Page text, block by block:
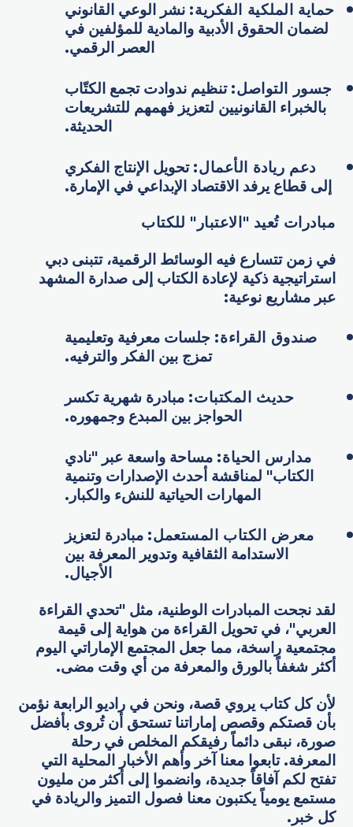
حماية الملكية الفكرية: نشر الوعي القانوني
لضمان الحقوق الأدبية والمادية للمؤلفين في
العصر الرقمي.
جسور التواصل: تنظيم ندوادت تجمع الكتّاب
بالخبراء القانونيين لتعزيز فهمهم للتشريعات
الحديثة.
دعم ريادة الأعمال: تحويل الإنتاج الفكري
إلى قطاع يرفد الاقتصاد الإبداعي في الإمارة.
مبادرات تُعيد "الاعتبار" للكتاب
في زمن تتسارع فيه الوسائط الرقمية، تتبنى دبي
استراتيجية ذكية لإعادة الكتاب إلى صدارة المشهد
عبر مشاريع نوعية:
صندوق القراءة: جلسات معرفية وتعليمية
تمزج بين الفكر والترفيه.
حديث المكتبات: مبادرة شهرية تكسر
الحواجز بين المبدع وجمهوره.
مدارس الحياة: مساحة واسعة عبر "نادي
الكتاب" لمناقشة أحدث الإصدارات وتنمية
المهارات الحياتية للنشء والكبار.
معرض الكتاب المستعمل: مبادرة لتعزيز
الاستدامة الثقافية وتدوير المعرفة بين
الأجيال.
لقد نجحت المبادرات الوطنية، مثل "تحدي القراءة
العربي"، في تحويل القراءة من هواية إلى قيمة
مجتمعية راسخة، مما جعل المجتمع الإماراتي اليوم
أكثر شغفاً بالورق والمعرفة من أي وقت مضى.
لأن كل كتاب يروي قصة، ونحن في راديو الرابعة نؤمن
بأن قصتكم وقصص إماراتنا تستحق أن تُروى بأفضل
صورة، نبقى دائماً رفيقكم المخلص في رحلة
المعرفة. تابعوا معنا آخر وأهم الأخبار المحلية التي
تفتح لكم آفاقاً جديدة، وانضموا إلى أكثر من مليون
مستمع يومياً يكتبون معنا فصول التميز والريادة في
كل خبر.